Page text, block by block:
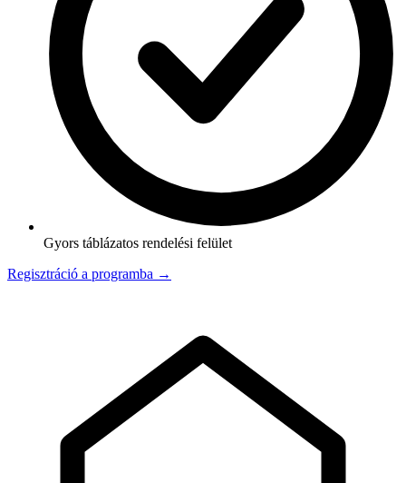
Gyors táblázatos rendelési felület
Regisztráció a programba →